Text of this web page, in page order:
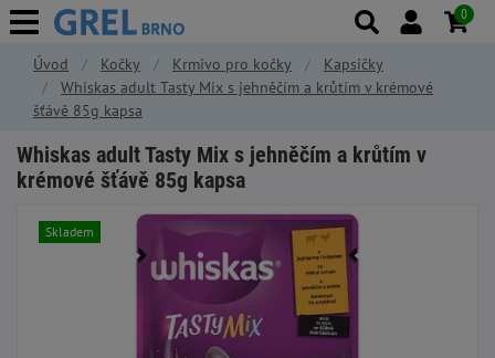
Úvod Kočky Krmivo pro kočky
Kapsičky
Whiskas adult Tasty Mix s jehněčím a krůtím v krémové
šťávě 85g kapsa
Whiskas adult Tasty Mix s jehněčím a krůtím v
krémové šťávě 85g kapsa
Skladem
0